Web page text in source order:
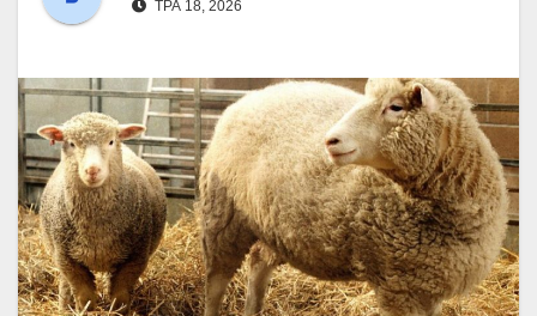
ТРА 18, 2026